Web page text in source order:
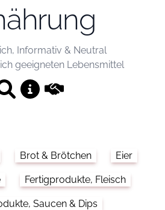
Informativ & Neutral
geeigneten Lebensmittel
Brot & Brötchen Eier
Fertigprodukte, Fleisch
Saucen & Dips